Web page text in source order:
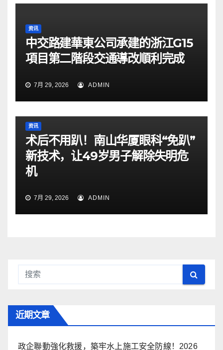
资讯
中交路建華東公司承建的浙江G15
項目第二階段交通導改順利完成
7月 29, 2026 ADMIN
资讯
术后不用趴！南山华厦眼科“免趴”
新技术，让49岁男子解除失明危
机
7月 29, 2026 ADMIN
近期文章
政企聯動強化救援，築牢水上施工安全防線！2026